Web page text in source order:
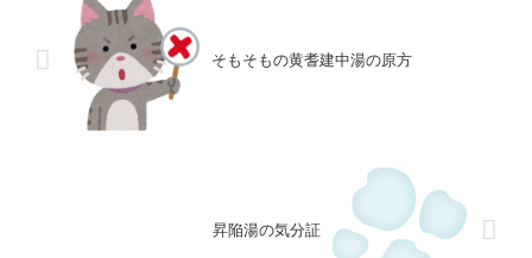
そもそもの黄耆建中湯の原方
昇陥湯の気分証